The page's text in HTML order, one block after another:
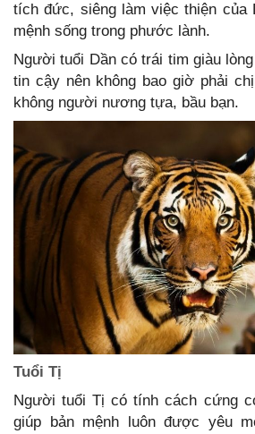
tích đức, siêng làm việc thiện của
mệnh sống trong phước lành.
Người tuổi Dần có trái tim giàu
tin cậy nên không bao giờ phải
không người nương tựa, bầu bạn.
Tuổi Tị
Người tuổi Tị có tính cách cứng
giúp bản mệnh luôn được yêu